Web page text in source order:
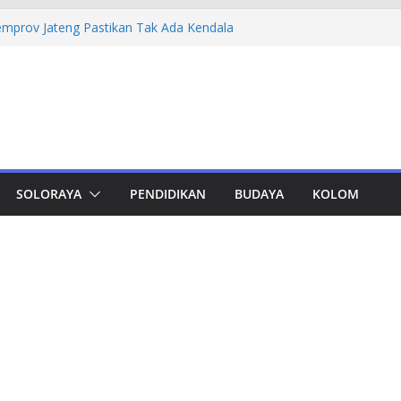
Rp 322,18 Miliar
Tampung 2.692 Siswa, Taj Yasin:
Pastikan Kualitas dan Integritas Karya
dan Zotero
Kaltim Kantongi Potensi Ekonomi
Triliun
SOLORAYA PENDIDIKAN BUDAYA KOLOM